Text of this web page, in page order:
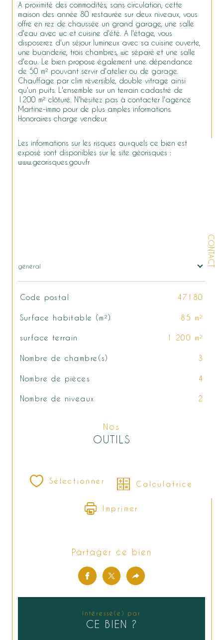
CONTACT
A proximité des commodités, sans circulation, cette
maison des année 80 restaurée sur deux niveaux, vous
offre en rez de chaussée un grand garage, une salle
d'eau avec wc et cuisine d'été. A l'étage, vous
disposerez d'un séjour lumineux avec sa cuisine ouverte,
une buanderie, trois chambres, wc séparé et une salle
d'eau. Le bien propose également une dépendance
de 50 m² pouvant servir d'atelier ou de garage.
Chauffage par clim réversible, double vitrage ainsi
qu'un puits. L'ensemble sur un terrain cadastré de
1200 m² clôturé. N'hésitez pas à contacter l'agence
Martine-immo pour de plus amples informations.
Honoraires charge vendeur.
Les informations sur les risques auxquels ce bien est
exposé sont disponibles sur le site géorisques :
www.georisques.gouv.fr
général
TRAD_SIROCCO_Caracteristique
Code postal 47180
Surface habitable (m²) 85 m²
surface terrain 1 200 m²
Nombre de chambre(s) 3
Nombre de pièces 4
Nombre de niveaux 2
Nos
OUTILS
Sélectionner Calculatrice
Imprimer
Partager ce bien
Intéressé(e) par
CE BIEN ?